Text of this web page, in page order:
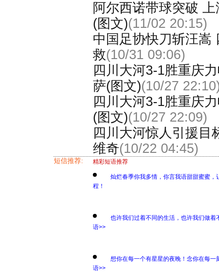
阿尔西诺带球突破
(图文)(11/02 20:15)
中国足协快刀斩汪嵩
救(10/31 09:06)
四川大河3-1胜重庆
萨(图文)(10/27
四川大河3-1胜重庆
(图文)(10/27 22:09)
四川大河惊人引援目
维奇(10/22 04:45)
短信推荐: 精彩短语推荐
灿烂春季你我多情，你言我语甜甜蜜蜜
程！
也许我们过着不同的生活，也许我们做
语>>
想你在每一个有星星的夜晚！念你在每